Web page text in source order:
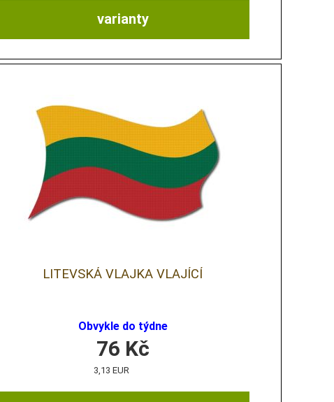
varianty
LITEVSKÁ VLAJKA VLAJÍCÍ
Obvykle do týdne
76 Kč
3,13 EUR